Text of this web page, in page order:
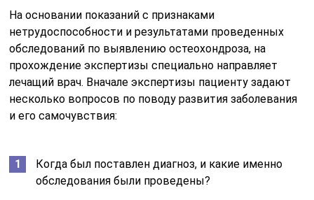
На основании показаний с признаками
нетрудоспособности и результатами проведенных
обследований по выявлению остеохондроза, на
прохождение экспертизы специально направляет
лечащий врач. Вначале экспертизы пациенту задают
несколько вопросов по поводу развития заболевания
и его самочувствия:
Когда был поставлен диагноз, и какие именно
обследования были проведены?